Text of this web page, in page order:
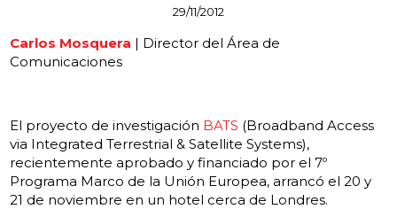
29/11/2012
Carlos Mosquera | Director del Área de
Comunicaciones
El proyecto de investigación BATS (Broadband Access
via Integrated Terrestrial & Satellite Systems),
recientemente aprobado y financiado por el 7º
Programa Marco de la Unión Europea, arrancó el 20 y
21 de noviembre en un hotel cerca de Londres.